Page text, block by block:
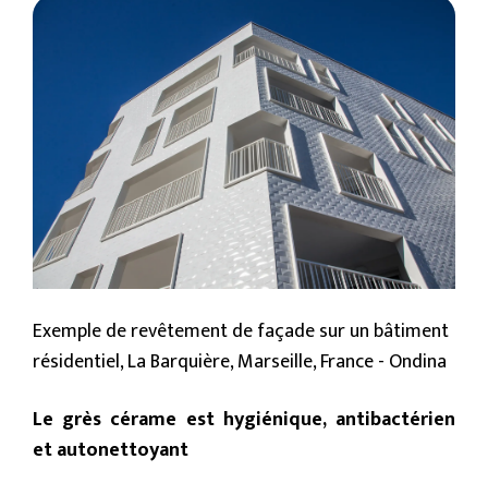
Exemple de revêtement de façade sur un bâtiment
résidentiel, La Barquière, Marseille, France - Ondina
Le grès cérame est hygiénique, antibactérien
et autonettoyant